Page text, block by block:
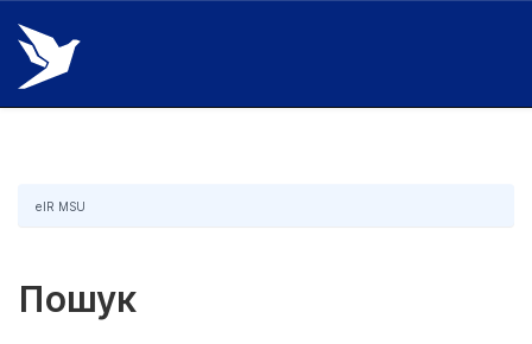
Skip
navigation
eIR MSU
Пошук